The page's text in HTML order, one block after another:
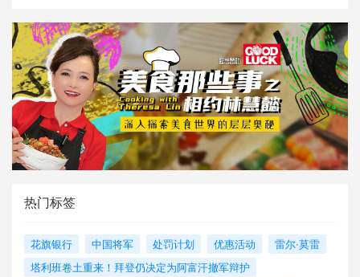
热门标签
花旗银行 中国将军 处罚计划 优惠活动
雷尔·莫雷
塔利班卷土重来！拜登仍决定为阿富汗撤军辩护